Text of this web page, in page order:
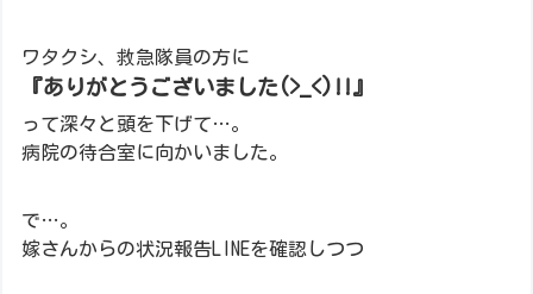
ワタクシ、救急隊員の方に
『ありがとうございました(>_<)!!』
って深々と頭を下げて…。
病院の待合室に向かいました。
で…。
嫁さんからの状況報告LINEを確認しつつ